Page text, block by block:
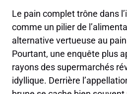
Le pain complet trône dans
comme un pilier de
alternative vertueuse au
Pourtant, une enquête plus
rayons des supermarchés
idyllique. Derrière